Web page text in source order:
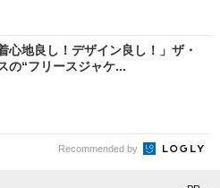
心地良し！デザイン良し！」ザ・
の“フリースジャケ...
Recommended by